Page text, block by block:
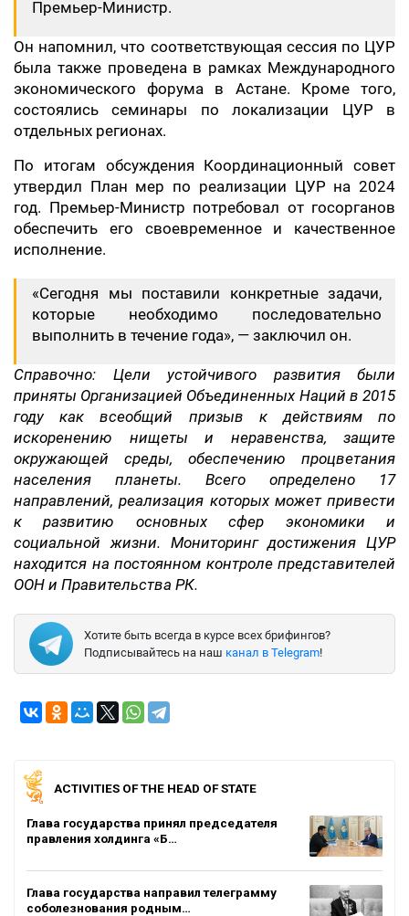
Премьер-Министр.
Он напомнил, что соответствующая сессия по ЦУР
была также проведена в рамках Международного
экономического форума в Астане. Кроме того,
состоялись семинары по локализации ЦУР в
отдельных регионах.
По итогам обсуждения Координационный совет
утвердил План мер по реализации ЦУР на 2024
год. Премьер-Министр потребовал от госорганов
обеспечить его своевременное и качественное
исполнение.
«Сегодня мы поставили конкретные задачи,
которые необходимо последовательно
выполнить в течение года», — заключил он.
Справочно: Цели устойчивого развития были
приняты Организацией Объединенных Наций в 2015
году как всеобщий призыв к действиям по
искоренению нищеты и неравенства, защите
окружающей среды, обеспечению процветания
населения планеты. Всего определено 17
направлений, реализация которых может привести
к развитию основных сфер экономики и
социальной жизни. Мониторинг достижения ЦУР
находится на постоянном контроле представителей
ООН и Правительства РК.
Хотите быть всегда в курсе всех брифингов?
Подписывайтесь на наш канал в Telegram!
ACTIVITIES OF THE HEAD OF STATE
Глава государства принял председателя
правления холдинга «Б…
Глава государства направил телеграмму
соболезнования родным…